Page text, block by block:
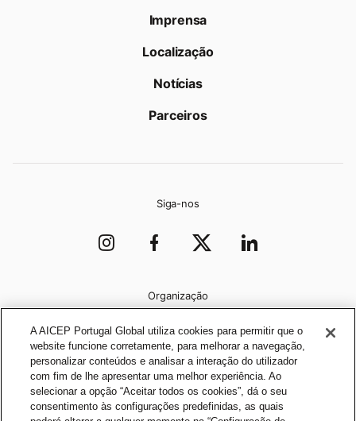
Imprensa
Localização
Notícias
Parceiros
Siga-nos
Organização
A AICEP Portugal Global utiliza cookies para permitir que o
website funcione corretamente, para melhorar a navegação,
personalizar conteúdos e analisar a interação do utilizador
com fim de lhe apresentar uma melhor experiência. Ao
selecionar a opção “Aceitar todos os cookies”, dá o seu
consentimento às configurações predefinidas, as quais